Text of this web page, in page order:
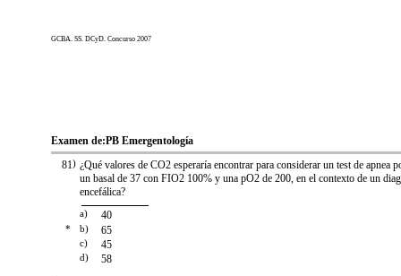
GCBA. SS. DCyD. Concurso 2007
Examen de:PB Emergentología
)
81 ¿Qué valores de CO2 esperaría encontrar para considerar un test de apnea
un basal de 37 con FIO2 100% y una pO2 de 200, en el contexto de un
encefálica?
a) 40
* b) 65
c) 45
d) 58